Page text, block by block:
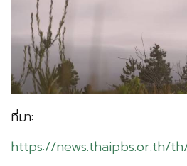
ที่มา:
https://news.thaipbs.or.th/